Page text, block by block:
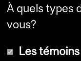
À quels types
vous?
Les